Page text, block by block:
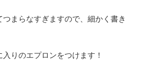
つまらなすぎますので、細かく書き
りのエプロンをつけます！